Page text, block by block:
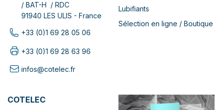
/ BAT-H / RDC
91940 LES ULIS - France
+33 (0)1 69 28 05 06
+33 (0)1 69 28 63 96
infos@cotelec.fr
Lubifiants
Sélection en ligne / Boutique
COTELEC